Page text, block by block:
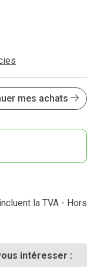
mes achats
la TVA - Hors
intéresser :